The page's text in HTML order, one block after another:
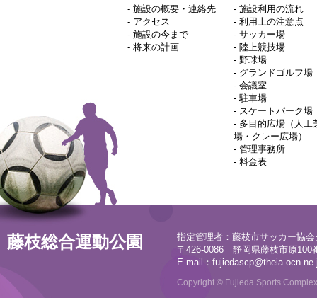
- 施設の概要・連絡先
- アクセス
- 施設の今まで
- 将来の計画
- 施設利用の流れ
- 利用上の注意点
- サッカー場
- 陸上競技場
- 野球場
- グランドゴルフ場
- 会議室
-駐車場
- スケートパーク場
- 多目的広場（人工
場・クレー広場）
- 管理事務所
- 料金表
藤枝総合運動公園
指定管理者：藤枝市サッカー協
〒426-0086 静岡県藤枝市原100
E-mail：
Copyright © Fujieda Sports